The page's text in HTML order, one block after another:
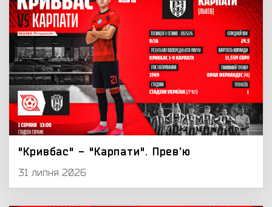
"Кривбас" - "Карпати". Превʼю
31 липня 2026